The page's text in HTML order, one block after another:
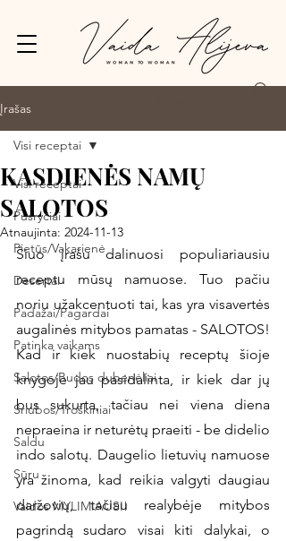
Įrašas
Visi receptai
Pusryčiai
Pietūs/Vakarienė
Desertai
Padažai/Pagardai
Patinka vaikams
Salotos/Budos dubenėliai
Sriubos/Troškiniai
Saldu
Sūru
Vaidos MYLIMIAUSI!
Visi receptai
KASDIENĖS NAMŲ
SALOTOS
Atnaujinta: 2024-11-13
Šiuo įrašu dalinuosi populiariausiu
receptu mūsų namuose. Tuo pačiu
noriu užakcentuoti tai, kas yra visavertės
augalinės mitybos pamatas - SALOTOS!
Kad ir kiek nuostabių receptų šioje
knygoje jau pasidalinta, ir kiek dar jų
bus sukurta, tačiau nei viena diena
nepraeina ir neturėtų praeiti - be didelio
indo salotų. Daugelio lietuvių namuose
yra žinoma, kad reikia valgyti daugiau
daržovių, tačiau realybėje mitybos
pagrindą sudaro visai kiti dalykai, o